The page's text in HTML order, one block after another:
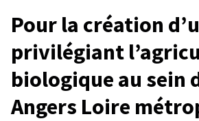
Pour la création
privilégiant
biologique au sein
Angers Loire